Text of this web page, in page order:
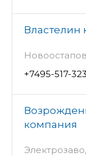
Властелин
+7495-517-
компания